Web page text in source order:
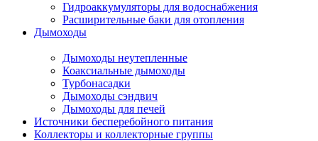
Гидроаккумуляторы для водоснабжения
Расширительные баки для отопления
Дымоходы
Дымоходы неутепленные
Коаксиальные дымоходы
Турбонасадки
Дымоходы сэндвич
Дымоходы для печей
Источники бесперебойного питания
Коллекторы и коллекторные группы